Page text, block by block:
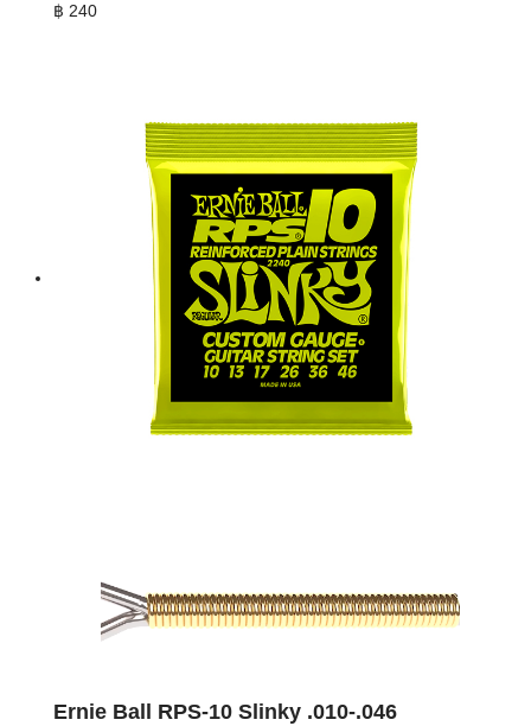
฿ 240
Ernie Ball RPS-10 Slinky .010-.046